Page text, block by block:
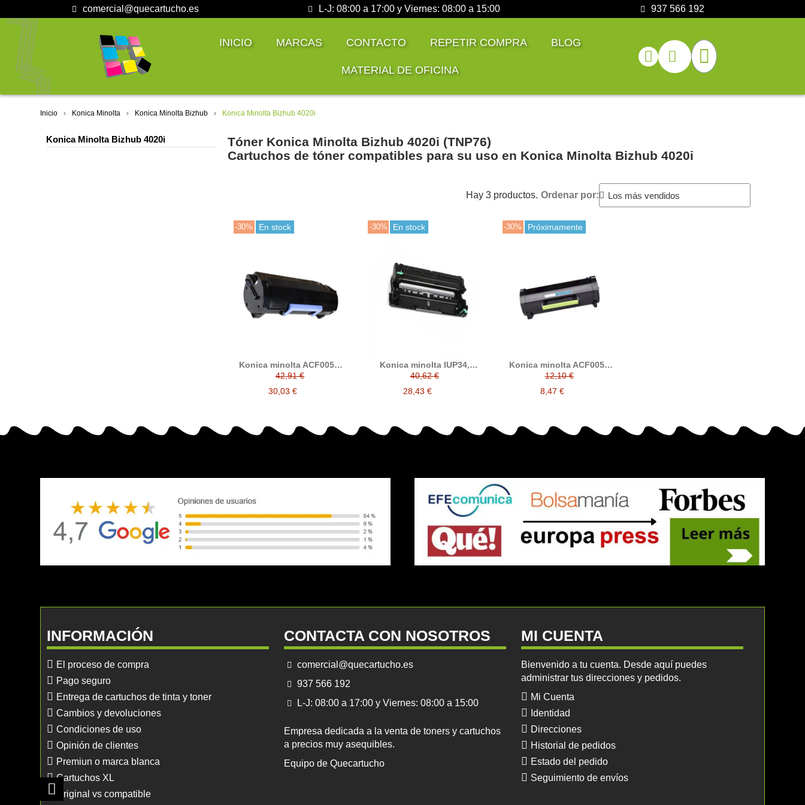
comercial@quecartucho.es L-J: 08:00 a 17:00 y Viernes: 08:00 a 15:00 937 566 192
INICIO MARCAS CONTACTO REPETIR COMPRA BLOG
MATERIAL DE OFICINA
Inicio Konica Minolta Konica Minolta Bizhub Konica Minolta Bizhub 4020i
Konica Minolta Bizhub 4020i
Tóner Konica Minolta Bizhub 4020i (TNP76)
Cartuchos de tóner compatibles para su uso en Konica Minolta Bizhub 4020i
Hay 3 productos. Ordenar por:
-30% En stock
Konica minolta ACF0050,
ACF00D0 tóner compatible
(TNP76, TNP78, TNP83)
42,91 €
30,03 €
-30% En stock
Konica minolta IUP34,
IUP37 tambor compatible
(ACEY01D, ACEY02D)
40,62 €
28,43 €
-30% Próximamente
Konica minolta ACF0050
tóner compatible (TNP76)
12,10 €
8,47 €
INFORMACIÓN
El proceso de compra
Pago seguro
Entrega de cartuchos de tinta y toner
Cambios y devoluciones
Condiciones de uso
Opinión de clientes
Premiun o marca blanca
Cartuchos XL
Original vs compatible
CONTACTA CON NOSOTROS
comercial@quecartucho.es
937 566 192
L-J: 08:00 a 17:00 y Viernes: 08:00 a 15:00
Empresa dedicada a la venta de toners y cartuchos
a precios muy asequibles.
Equipo de Quecartucho
MI CUENTA
Bienvenido a tu cuenta. Desde aquí puedes
administrar tus direcciones y pedidos.
Mi Cuenta
Identidad
Direcciones
Historial de pedidos
Estado del pedido
Seguimiento de envíos